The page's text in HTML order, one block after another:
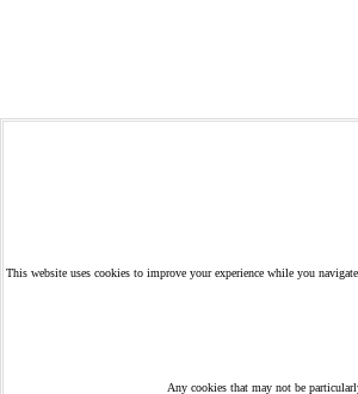
This website uses cookies to improve your experience while you
Any cookies that may not be